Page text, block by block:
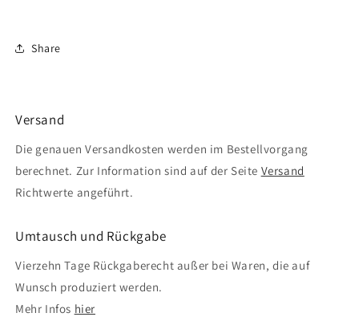
Share
Versand
Die genauen Versandkosten werden im Bestellvorgang
berechnet. Zur Information sind auf der Seite Versand
Richtwerte angeführt.
Umtausch und Rückgabe
Vierzehn Tage Rückgaberecht außer bei Waren, die auf
Wunsch produziert werden.
Mehr Infos hier